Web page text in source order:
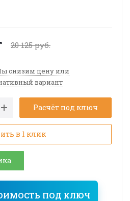
20 125руб.
снизим цену или
вариант
Расчёт под ключ
в 1 клик
ПОД КЛЮЧ